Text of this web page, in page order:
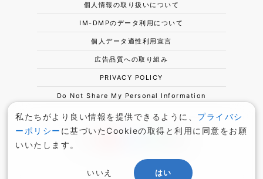
個人情報の取り扱いについて
IM-DMPのデータ利用について
個人データ適性利用宣言
広告品質への取り組み
PRIVACY POLICY
Do Not Share My Personal Information
私たちがより良い情報を提供できるように、 プライバシ
ーポリシー に基づいたCookieの取得と利用に同意をお願
いいたします。
いいえ はい